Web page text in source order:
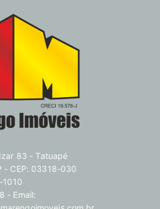
83 - Tatuapé
- CEP: 03318-030
1010
- Email: